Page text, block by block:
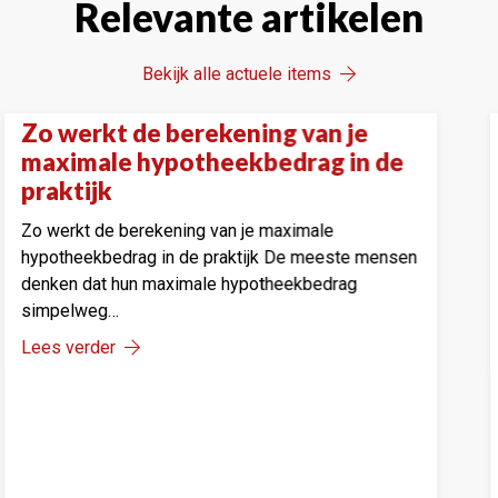
Relevante artikelen
Bekijk alle actuele items
refinancieren verstandig
als de rentes dalen
refinancieren verstandig kan zijn als de
Als de hypotheekrente daalt, ontstaat
moment van twijfel:…
Hoe
Hoe je
draait